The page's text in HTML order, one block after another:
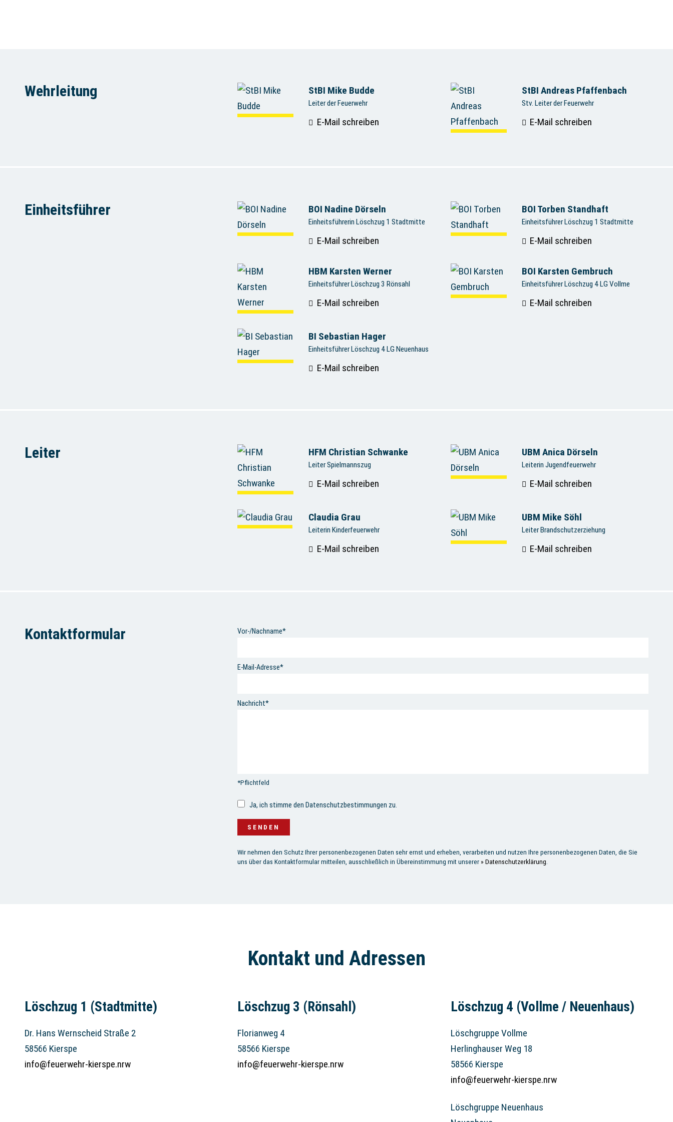
Wehrleitung StBI Mike Budde
Leiter der Feuerwehr
E-Mail schreiben
StBI Andreas Pfaffenbach
Stv. Leiter der Feuerwehr
E-Mail schreiben
Einheitsführer BOI Nadine Dörseln
Einheitsführerin Löschzug 1 Stadtmitte
E-Mail schreiben
BOI Torben Standhaft
Einheitsführer Löschzug 1 Stadtmitte
E-Mail schreiben
HBM Karsten Werner
Einheitsführer Löschzug 3 Rönsahl
E-Mail schreiben
BOI Karsten Gembruch
Einheitsführer Löschzug 4 LG Vollme
E-Mail schreiben
BI Sebastian Hager
Einheitsführer Löschzug 4 LG Neuenhaus
E-Mail schreiben
Leiter HFM Christian Schwanke
Leiter Spielmannszug
E-Mail schreiben
UBM Anica Dörseln
Leiterin Jugendfeuerwehr
E-Mail schreiben
Claudia Grau
Leiterin Kinderfeuerwehr
E-Mail schreiben
UBM Mike Söhl
Leiter Brandschutzerziehung
E-Mail schreiben
Kontaktformular Vor-/Nachname*
E-Mail-Adresse*
Nachricht*
*Pflichtfeld
Ja, ich stimme den Datenschutzbestimmungen zu.
Wir nehmen den Schutz Ihrer personenbezogenen Daten sehr ernst und erheben, verarbeiten und nutzen Ihre personenbezogenen Daten, die Sie
uns über das Kontaktformular mitteilen, ausschließlich in Übereinstimmung mit unserer » Datenschutzerklärung
Kontakt und Adressen
Löschzug 1 (Stadtmitte)
Dr. Hans Wernscheid Straße 2
58566 Kierspe
info@feuerwehr-kierspe.nrw
Löschzug 3 (Rönsahl)
Florianweg 4
58566 Kierspe
info@feuerwehr-kierspe.nrw
Löschzug 4 (Vollme / Neuenhaus)
Löschgruppe Vollme
Herlinghauser Weg 18
58566 Kierspe
info@feuerwehr-kierspe.nrw
Löschgruppe Neuenhaus